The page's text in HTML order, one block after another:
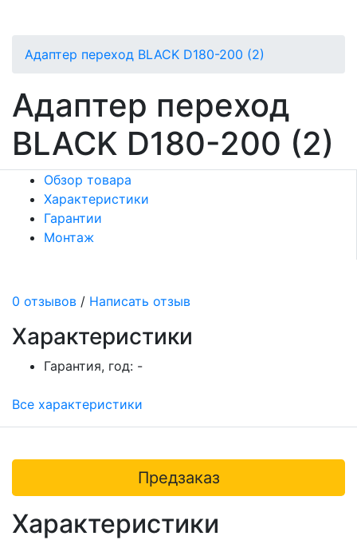
Адаптер переход BLACK D180-200 (2)
Адаптер переход
BLACK D180-200 (2)
Обзор товара
Характеристики
Гарантии
Монтаж
0 отзывов / Написать отзыв
Характеристики
Гарантия, год: -
Все характеристики
Предзаказ
Характеристики